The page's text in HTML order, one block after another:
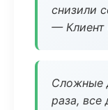
снизили
— Клиент
Сложные
раза, все